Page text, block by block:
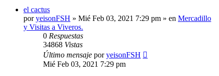
el cactus
poryeisonFSH » Mié Feb 03, 2021 7:29 pm » en Mercadillo
y Visitas a Viveros.
0 Respuestas
34868 Vistas
Último mensaje poryeisonFSH
Mié Feb 03, 2021 7:29 pm